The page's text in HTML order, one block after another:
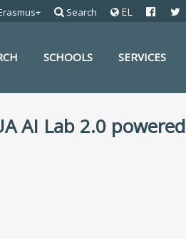
EL
Search
SCHOOLS SERVICES
AI Lab 2.0